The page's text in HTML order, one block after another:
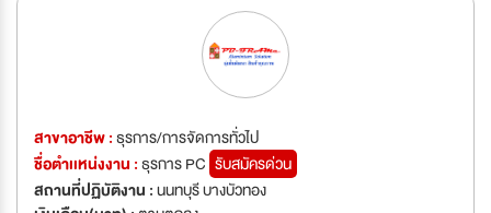
สาขาอาชีพ :ธุรการ/การจัดการทั่วไป
ชื่อตำเเหน่งงาน :ธุรการ PC รับสมัครด่วน
สถานที่ปฏิบัติงาน :นนทบุรี บางบัวทอง